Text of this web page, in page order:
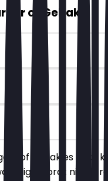
of Gebak.
of gebakjes naar
wordt niet in